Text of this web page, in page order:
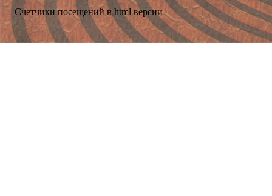
Счетчики посещений в html версии